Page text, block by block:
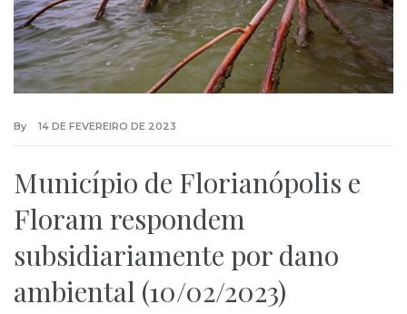
By 14 DE FEVEREIRO DE 2023
Município de Florianópolis e
Floram respondem
subsidiariamente por dano
ambiental (10/02/2023)